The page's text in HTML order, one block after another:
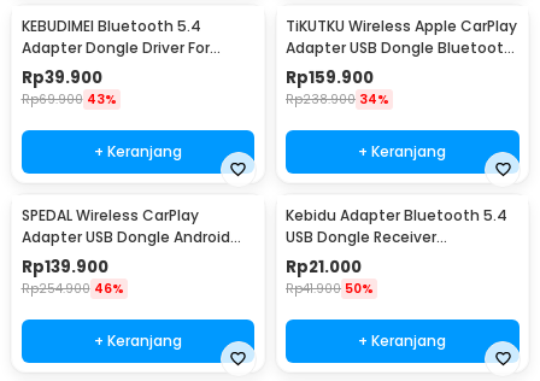
KEBUDIMEI Bluetooth 5.4
Adapter Dongle Driver For
Windows 8.1 10 11 - BT5.4
Rp39.900
Rp69.900 43%
+ Keranjang
TiKUTKU Wireless Apple CarPlay
Adapter USB Dongle Bluetooth
5.3 - OT101
Rp159.900
Rp238.900 34%
+ Keranjang
SPEDAL Wireless CarPlay
Adapter USB Dongle Android
Auto Bluetooth - OT110
Rp139.900
Rp254.900 46%
+ Keranjang
Kebidu Adapter Bluetooth 5.4
USB Dongle Receiver
Transmitter - BT-5.4
Rp21.000
Rp41.900 50%
+ Keranjang